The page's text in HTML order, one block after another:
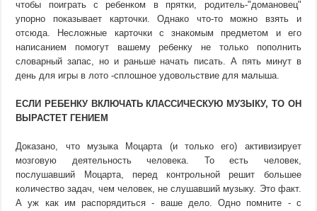
чтобы поиграть с ребенком в прятки, родитель-"домановец"
упорно показывает карточки. Однако что-то можно взять и
отсюда. Несложные карточки с знакомым предметом и его
написанием помогут вашему ребенку не только пополнить
словарный запас, но и раньше начать писать. А пять минут в
день для игры в лото -сплошное удовольствие для малыша.
ЕСЛИ РЕБЕНКУ ВКЛЮЧАТЬ КЛАССИЧЕСКУЮ МУЗЫКУ, ТО ОН
ВЫРАСТЕТ ГЕНИЕМ
Доказано, что музыка Моцарта (и только его) активизирует
мозговую деятельность человека. То есть человек,
послушавший Моцарта, перед контрольной решит большее
количество задач, чем человек, не слушавший музыку. Это факт.
А уж как им распорядиться - ваше дело. Одно помните - с